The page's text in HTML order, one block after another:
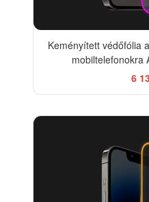
Keményített védőfólia
mobiltelefonokra
6